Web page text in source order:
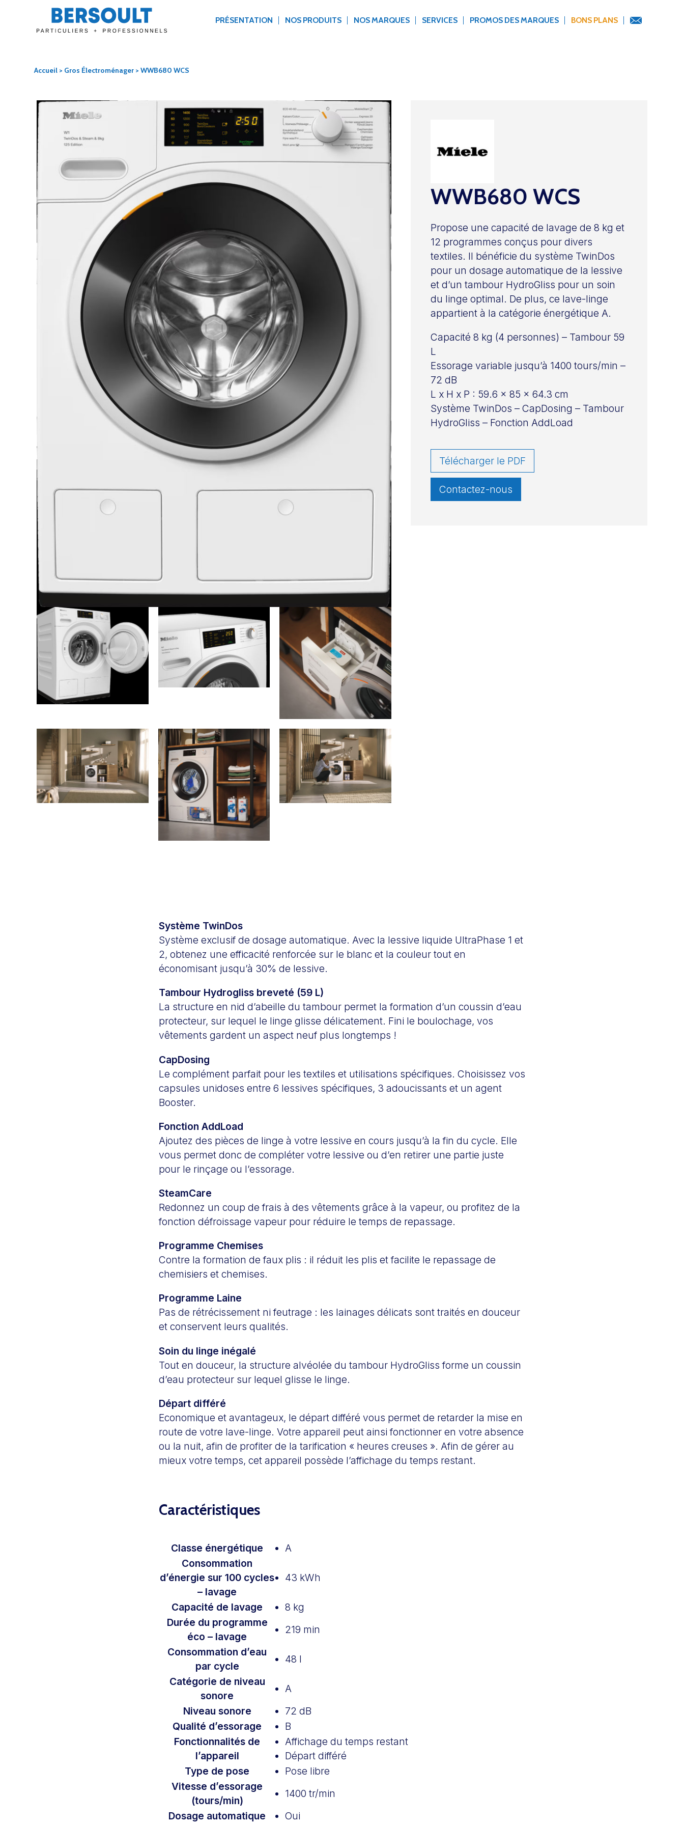
PRÉSENTATION NOS PRODUITS NOS MARQUES SERVICES PROMOS DES MARQUES BONS PLANS
Accueil > Gros Électroménager > WWB680 WCS
WWB680 WCS
Propose une capacité de lavage de 8 kg et
12 programmes conçus pour divers
textiles. Il bénéficie du système TwinDos
pour un dosage automatique de la lessive
et d’un tambour HydroGliss pour un soin
du linge optimal. De plus, ce lave-linge
appartient à la catégorie énergétique A.
Capacité 8 kg (4 personnes) – Tambour 59
L
Essorage variable jusqu’à 1400 tours/min –
72 dB
L x H x P : 59.6 x 85 x 64.3 cm
Système TwinDos – CapDosing – Tambour
HydroGliss – Fonction AddLoad
Télécharger le PDF
Contactez-nous
Système TwinDos
Système exclusif de dosage automatique. Avec la lessive liquide UltraPhase 1 et
2, obtenez une efficacité renforcée sur le blanc et la couleur tout en
économisant jusqu’à 30% de lessive.
Tambour Hydrogliss breveté (59 L)
La structure en nid d’abeille du tambour permet la formation d’un coussin d’eau
protecteur, sur lequel le linge glisse délicatement. Fini le boulochage, vos
vêtements gardent un aspect neuf plus longtemps !
CapDosing
Le complément parfait pour les textiles et utilisations spécifiques. Choisissez vos
capsules unidoses entre 6 lessives spécifiques, 3 adoucissants et un agent
Booster.
Fonction AddLoad
Ajoutez des pièces de linge à votre lessive en cours jusqu’à la fin du cycle. Elle
vous permet donc de compléter votre lessive ou d’en retirer une partie juste
pour le rinçage ou l’essorage.
SteamCare
Redonnez un coup de frais à des vêtements grâce à la vapeur, ou profitez de la
fonction défroissage vapeur pour réduire le temps de repassage.
Programme Chemises
Contre la formation de faux plis : il réduit les plis et facilite le repassage de
chemisiers et chemises.
Programme Laine
Pas de rétrécissement ni feutrage : les lainages délicats sont traités en douceur
et conservent leurs qualités.
Soin du linge inégalé
Tout en douceur, la structure alvéolée du tambour HydroGliss forme un coussin
d’eau protecteur sur lequel glisse le linge.
Départ différé
Economique et avantageux, le départ différé vous permet de retarder la mise en
route de votre lave-linge. Votre appareil peut ainsi fonctionner en votre absence
ou la nuit, afin de profiter de la tarification « heures creuses ». Afin de gérer au
mieux votre temps, cet appareil possède l’affichage du temps restant.
Caractéristiques
Classe énergétique
A
Consommation
d’énergie sur 100 cycles
– lavage
43 kWh
Capacité de lavage
8 kg
Durée du programme
éco – lavage
219 min
Consommation d’eau
par cycle
48 l
Catégorie de niveau
sonore
A
Niveau sonore
72 dB
Qualité d’essorage
B
Fonctionnalités de
l’appareil
Affichage du temps restant
Départ différé
Type de pose
Pose libre
Vitesse d’essorage
(tours/min)
1400 tr/min
Dosage automatique
Oui